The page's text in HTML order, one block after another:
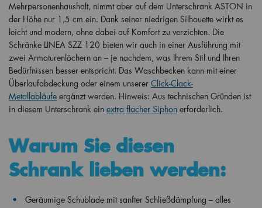
Mehrpersonenhaushalt, nimmt aber auf dem Unterschrank ASTON in
der Höhe nur 1,5 cm ein. Dank seiner niedrigen Silhouette wirkt es
leicht und modern, ohne dabei auf Komfort zu verzichten. Die
Schränke LINEA SZZ 120 bieten wir auch in einer Ausführung mit
zwei Armaturenlöchern an – je nachdem, was Ihrem Stil und Ihren
Bedürfnissen besser entspricht. Das Waschbecken kann mit einer
Überlaufabdeckung oder einem unserer Click-Clack-
Metallabläufe ergänzt werden. Hinweis: Aus technischen Gründen ist
in diesem Unterschrank ein extra flacher Siphon erforderlich.
Warum Sie diesen
Schrank lieben werden:
Geräumige Schublade mit sanfter Schließdämpfung – alles